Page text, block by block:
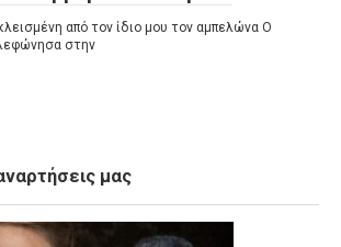
από τον ίδιο μου τον αμπελώνα Ο
στην
μας